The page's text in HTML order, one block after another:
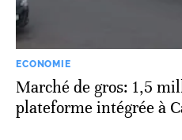
ECONOMIE
Marché de gros: 1,5
plateforme intégrée à